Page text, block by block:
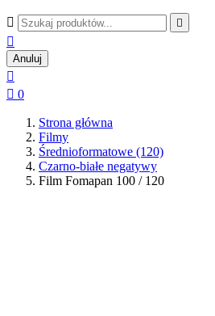
 

Anuluj

 0
Strona główna
Filmy
Średnioformatowe (120)
Czarno-białe negatywy
Film Fomapan 100 / 120